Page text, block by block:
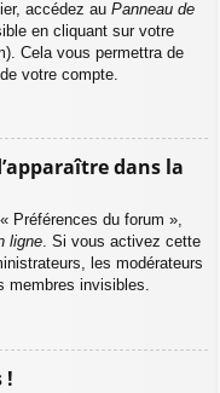
accédez au Panneau de
en cliquant sur votre
Cela vous permettra de
votre compte.
dans la
Préférences du forum »,
ligne. Si vous activez cette
les modérateurs
membres invisibles.
!